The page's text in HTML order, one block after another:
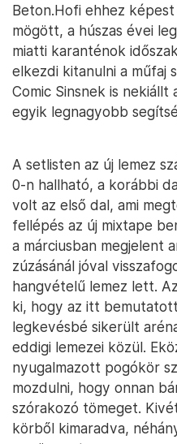
Beton.Hofi ehhez
mögött, a húszas évei
miatti karanténok
elkezdi kitanulni a műfaj
Comic Sinsnek is
egyik legnagyobb
A setlisten az új lemez
0-n hallható, a korábbi
volt az első dal, ami
fellépés az új mixtape
a márciusban megjelent
zúzásánál jóval
hangvételű lemez lett.
ki, hogy az itt
legkevésbé sikerült
eddigi lemezei közül.
nyugalmazott pogókör
mozdulni, hogy onnan
szórakozó tömeget.
körből kimaradva,